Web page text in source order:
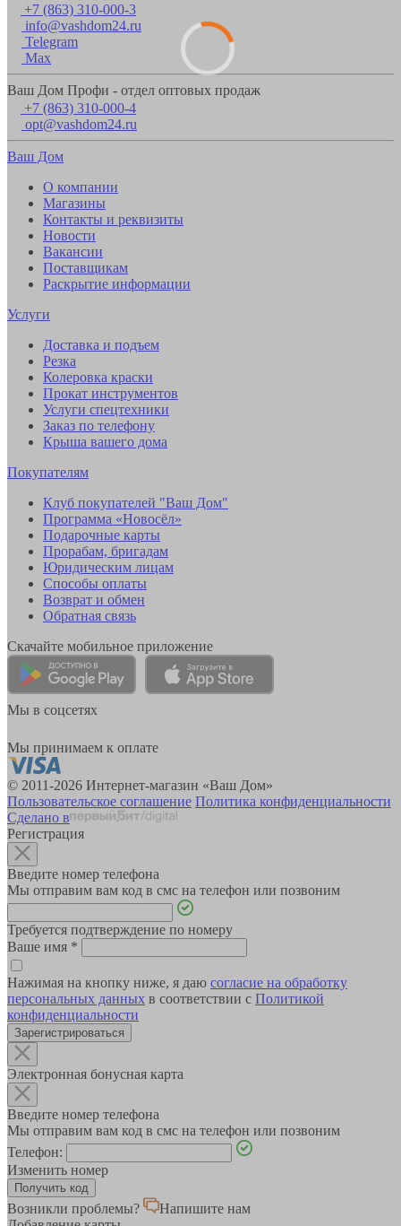
+7 (863) 310-000-3
info@vashdom24.ru
Telegram
Max
Ваш Дом Профи - отдел оптовых продаж
+7 (863) 310-000-4
opt@vashdom24.ru
Ваш Дом
О компании
Магазины
Контакты и реквизиты
Новости
Вакансии
Поставщикам
Раскрытие информации
Услуги
Доставка и подъем
Резка
Колеровка краски
Прокат инструментов
Услуги спецтехники
Заказ по телефону
Крыша вашего дома
Покупателям
Клуб покупателей "Ваш Дом"
Программа «Новосёл»
Подарочные карты
Прорабам, бригадам
Юридическим лицам
Способы оплаты
Возврат и обмен
Обратная связь
Скачайте мобильное приложение
Мы в соцсетях
Мы принимаем к оплате
© 2011-2026 Интернет-магазин «Ваш Дом»
Пользовательское соглашение Политика конфиденциальности
Сделано в
Регистрация
Введите номер телефона
Мы отправим вам код в смс на телефон или позвоним
Требуется подтверждение по номеру
Ваше имя *
Нажимая на кнопку ниже, я даю согласие на обработку
персональных данных в соответствии с Политикой
конфиденциальности
Зарегистрироваться
Электронная бонусная карта
Введите номер телефона
Мы отправим вам код в смс на телефон или позвоним
Телефон:
Изменить номер
Возникли проблемы?
Напишите нам